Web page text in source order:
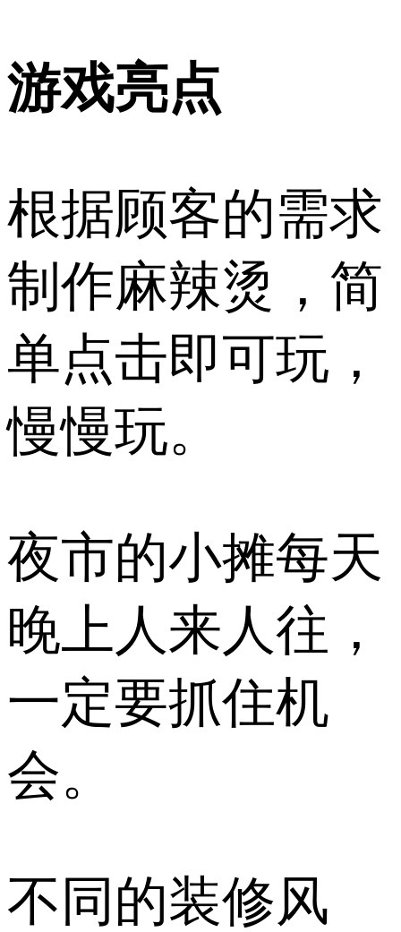
游戏亮点
根据顾客的需求
制作麻辣烫，简
单点击即可玩，
慢慢玩。
夜市的小摊每天
晚上人来人往，
一定要抓住机
会。
不同的装修风